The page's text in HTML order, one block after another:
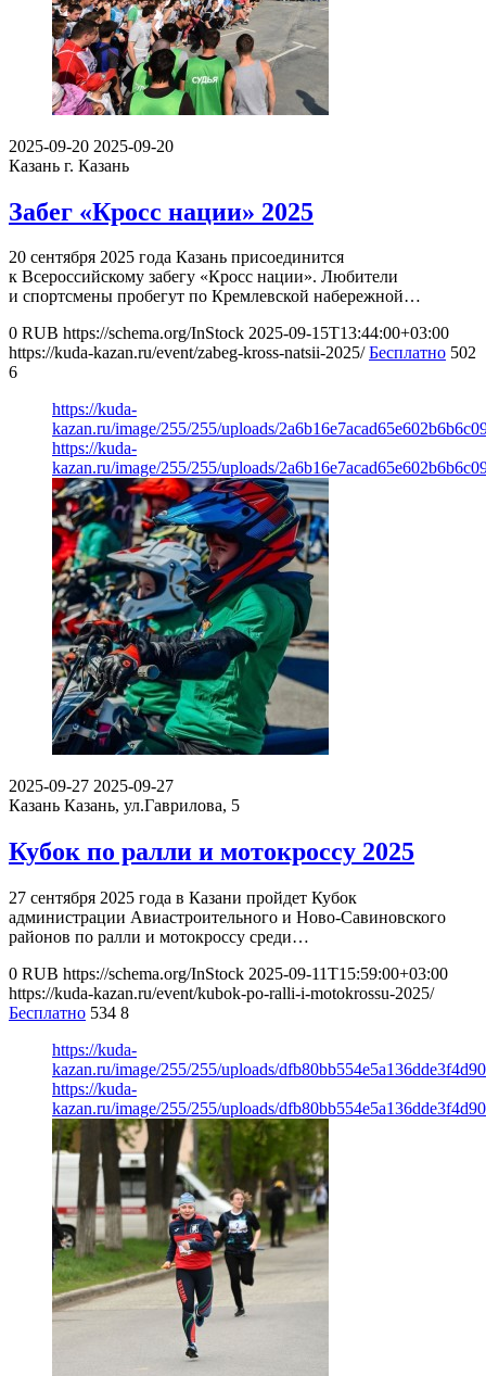
2025-09-20 2025-09-20
Казань г. Казань
Забег «Кросс нации» 2025
20 сентября 2025 года Казань присоединится
к Всероссийскому забегу «Кросс нации». Любители
и спортсмены пробегут по Кремлевской набережной…
0 RUB https://schema.org/InStock 2025-09-15T13:44:00+03:00
https://kuda-kazan.ru/event/zabeg-kross-natsii-2025/ Бесплатно 502
6
https://kuda-
kazan.ru/image/255/255/uploads/
https://kuda-
kazan.ru/image/255/255/uploads/
2025-09-27 2025-09-27
Казань Казань, ул.Гаврилова, 5
Кубок по ралли и мотокроссу 2025
27 сентября 2025 года в Казани пройдет Кубок
администрации Авиастроительного и Ново-Савиновского
районов по ралли и мотокроссу среди…
0 RUB https://schema.org/InStock 2025-09-11T15:59:00+03:00
https://kuda-kazan.ru/event/kubok-po-ralli-i-motokrossu-2025/
Бесплатно 534 8
https://kuda-
kazan.ru/image/255/255/uploads/
https://kuda-
kazan.ru/image/255/255/uploads/